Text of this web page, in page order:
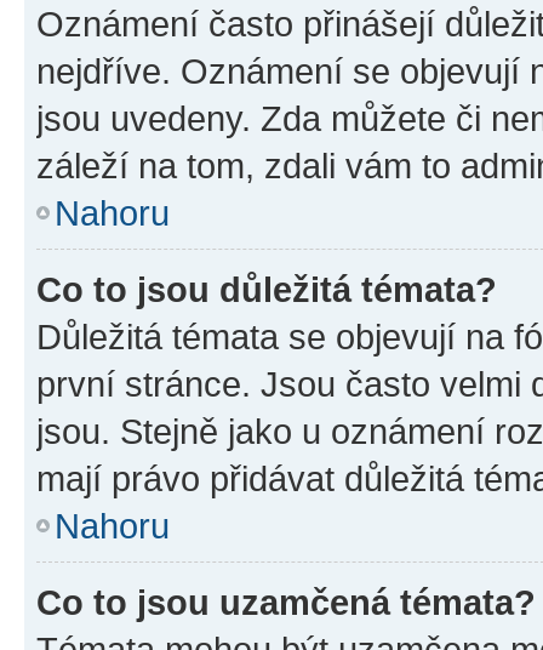
Oznámení často přinášejí
nejdříve. Oznámení se objevují
jsou uvedeny. Zda můžete či
záleží na tom, zdali vám to
Nahoru
Co to jsou důležitá témata?
Důležitá témata se objevují na
první stránce. Jsou často velmi
jsou. Stejně jako u oznámení
mají právo přidávat důležitá
Nahoru
Co to jsou uzamčená témata?